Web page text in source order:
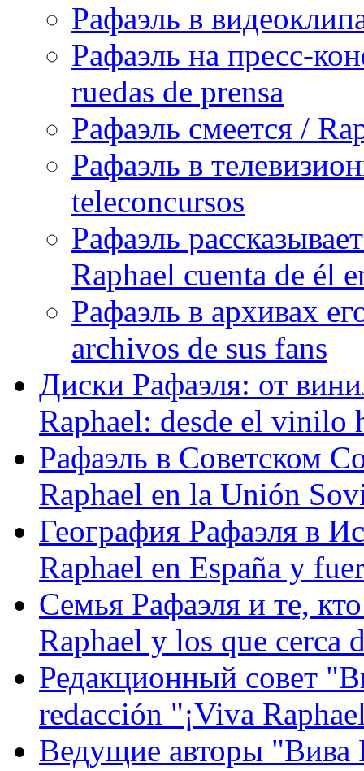
Рафаэль в
Рафаэль на пресс-
ruedas de prensa
Рафаэль смеется /
Рафаэль в
teleconcursos
Рафаэль
Raphael cuenta de él
Рафаэль в архивах
archivos de sus fans
Диски Рафаэля: от
Raphael: desde el vinilo
Рафаэль в Советском
Raphael en la Unión
География Рафаэля в
Raphael en España y
Семья Рафаэля и те,
Raphael y los que cerca
Редакционный совет
redacción "¡Viva
Ведущие авторы "Вива